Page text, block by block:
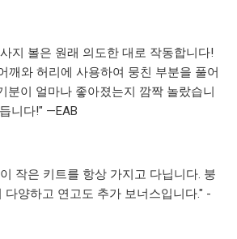
지 볼은 원래 의도한 대로 작동합니다!
깨와 허리에 사용하여 뭉친 부분을 풀어
분이 얼마나 좋아졌는지 깜짝 놀랐습니
니다!" —EAB
작은 키트를 항상 가지고 다닙니다. 붕
양하고 연고도 추가 보너스입니다." -